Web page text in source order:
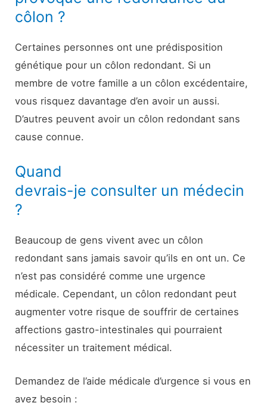
côlon ?
Certaines personnes ont une prédisposition
génétique pour un côlon redondant. Si un
membre de votre famille a un côlon excédentaire,
vous risquez davantage d’en avoir un aussi.
D’autres peuvent avoir un côlon redondant sans
cause connue.
Quand
devrais-je consulter un médecin
?
Beaucoup de gens vivent avec un côlon
redondant sans jamais savoir qu’ils en ont un. Ce
n’est pas considéré comme une urgence
médicale. Cependant, un côlon redondant peut
augmenter votre risque de souffrir de certaines
affections gastro-intestinales qui pourraient
nécessiter un traitement médical.
Demandez de l’aide médicale d’urgence si vous en
avez besoin :